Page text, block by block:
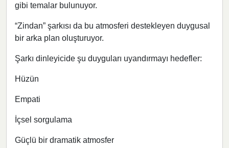
gibi temalar bulunuyor.
“Zindan” şarkısı da bu atmosferi destekleyen duygusal
bir arka plan oluşturuyor.
Şarkı dinleyicide şu duyguları uyandırmayı hedefler:
Hüzün
Empati
İçsel sorgulama
Güçlü bir dramatik atmosfer